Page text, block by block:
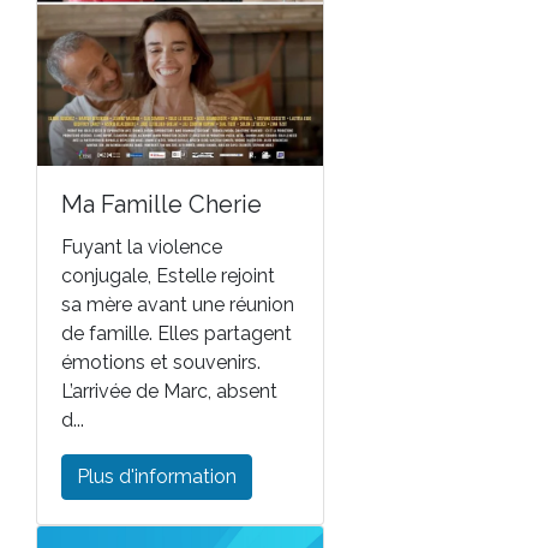
Ma Famille Cherie
Fuyant la violence
conjugale, Estelle rejoint
sa mère avant une réunion
de famille. Elles partagent
émotions et souvenirs.
L’arrivée de Marc, absent
d...
Plus d'information